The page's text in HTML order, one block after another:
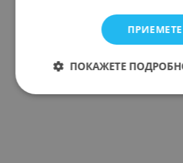
ПОКАЖЕТЕ